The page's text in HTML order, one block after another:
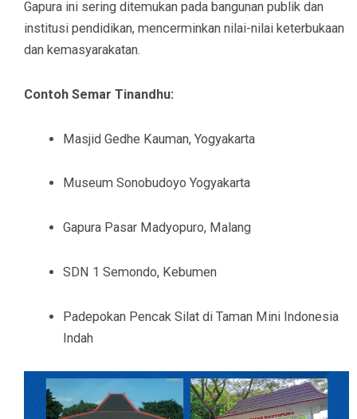
Gapura ini sering ditemukan pada bangunan publik dan
institusi pendidikan, mencerminkan nilai-nilai keterbukaan
dan kemasyarakatan.
Contoh Semar Tinandhu:
Masjid Gedhe Kauman, Yogyakarta
Museum Sonobudoyo Yogyakarta
Gapura Pasar Madyopuro, Malang
SDN 1 Semondo, Kebumen
Padepokan Pencak Silat di Taman Mini Indonesia
Indah